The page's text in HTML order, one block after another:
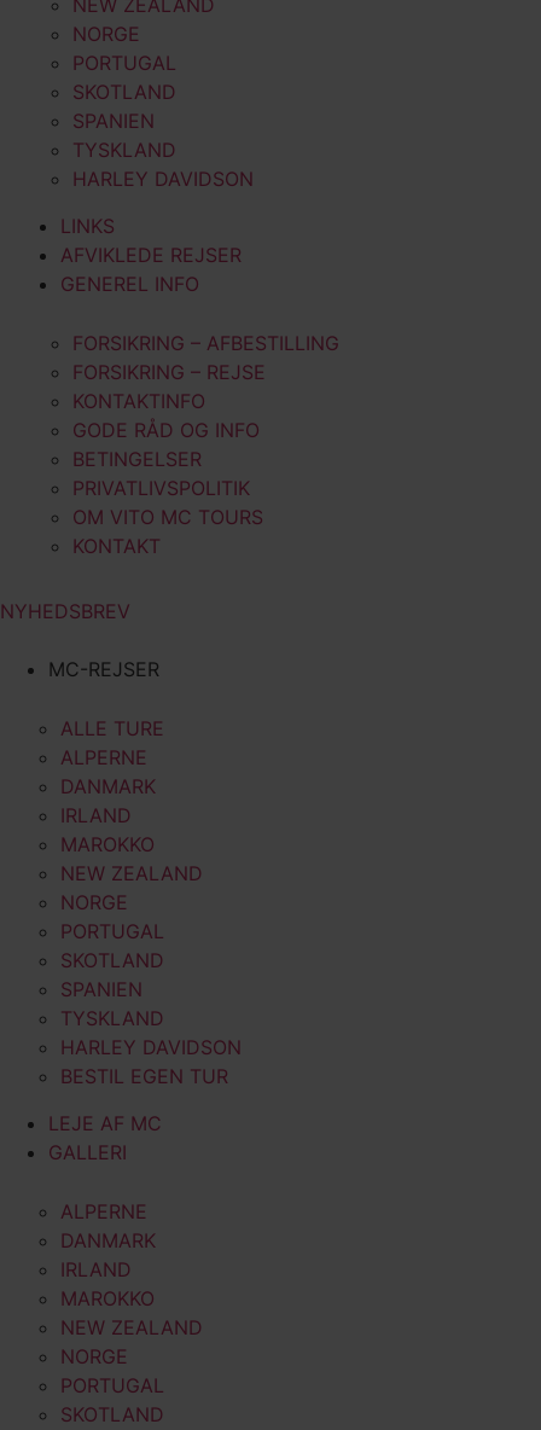
NEW ZEALAND
NORGE
PORTUGAL
SKOTLAND
SPANIEN
TYSKLAND
HARLEY DAVIDSON
LINKS
AFVIKLEDE REJSER
GENEREL INFO
FORSIKRING – AFBESTILLING
FORSIKRING – REJSE
KONTAKTINFO
GODE RÅD OG INFO
BETINGELSER
PRIVATLIVSPOLITIK
OM VITO MC TOURS
KONTAKT
NYHEDSBREV
MC-REJSER
ALLE TURE
ALPERNE
DANMARK
IRLAND
MAROKKO
NEW ZEALAND
NORGE
PORTUGAL
SKOTLAND
SPANIEN
TYSKLAND
HARLEY DAVIDSON
BESTIL EGEN TUR
LEJE AF MC
GALLERI
ALPERNE
DANMARK
IRLAND
MAROKKO
NEW ZEALAND
NORGE
PORTUGAL
SKOTLAND